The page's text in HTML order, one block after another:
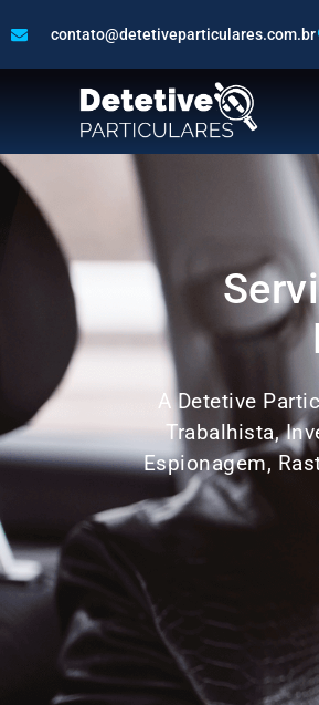
contato@detetiveparticulares.com.br
A Detetive
Trabalhista,
Espionagem,